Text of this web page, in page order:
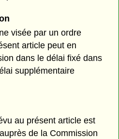
visée par un ordre
article peut en
dans le délai fixé dans
supplémentaire
au présent article est
de la Commission